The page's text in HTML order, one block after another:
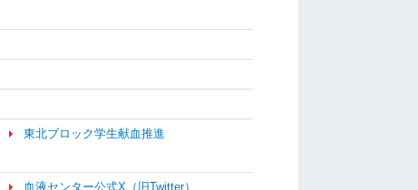
東北ブロック学生献血推進
血液センター公式X（旧Twitter）